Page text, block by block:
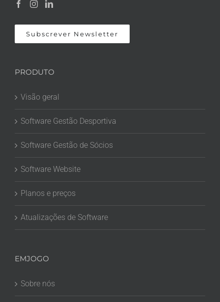
Subscrever Newsletter
PRODUTO
Visão geral
Software Gestão Desportiva
Software Gestão de Sócios
Software Website
Planos e preços
Atualizações de Software
EMJOGO
Sobre nós